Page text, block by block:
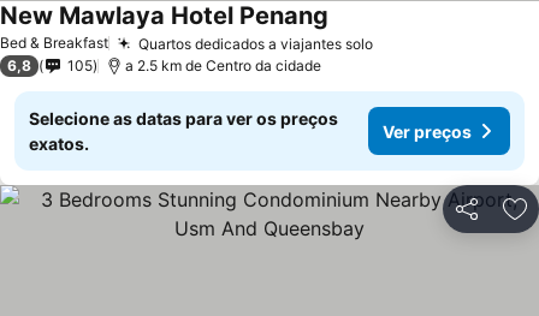
Bed & Breakfast Quartos dedicados a viajantes soloVer preços
New Mawlaya Hotel Penang
6,8 105 a 2.5 km de Centro da cidade
Selecione as datas para ver os preços
exatos.
Ver preços
Partilhar